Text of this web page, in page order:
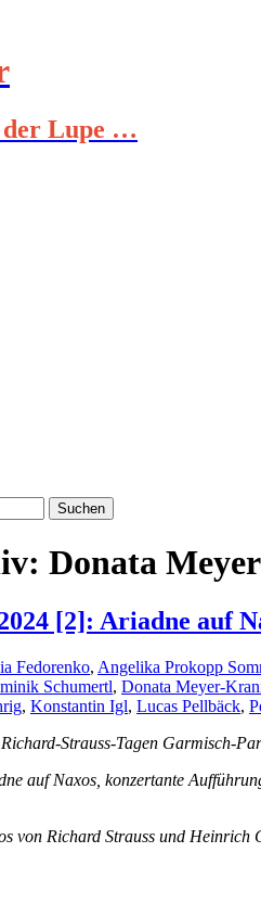
der Lupe …
Donata
[2]: Ariadne auf
Fedorenko, Angelika Prokopp
Schumertl, Donata Meyer-
, Konstantin Igl, Lucas Pellbäck,
Strauss-Tagen Garmisch-
auf Naxos, konzertante
von Richard Strauss und Heinrich